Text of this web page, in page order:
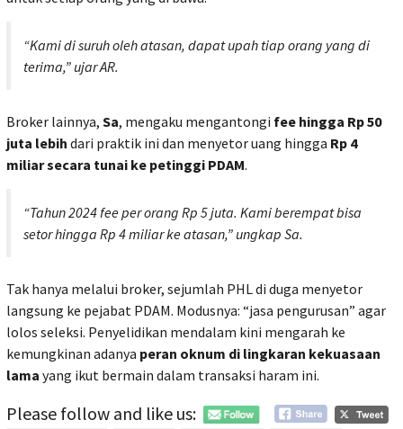
“Kami di suruh oleh atasan, dapat upah tiap orang yang di
terima,” ujar AR.
Broker lainnya, Sa, mengaku mengantongi fee hingga Rp 50
juta lebih dari praktik ini dan menyetor uang hingga Rp 4
miliar secara tunai ke petinggi PDAM.
“Tahun 2024 fee per orang Rp 5 juta. Kami berempat bisa
setor hingga Rp 4 miliar ke atasan,” ungkap Sa.
Tak hanya melalui broker, sejumlah PHL di duga menyetor
langsung ke pejabat PDAM. Modusnya: “jasa pengurusan” agar
lolos seleksi. Penyelidikan mendalam kini mengarah ke
kemungkinan adanya peran oknum di lingkaran kekuasaan
lama yang ikut bermain dalam transaksi haram ini.
Please follow and like us: